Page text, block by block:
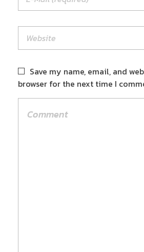
Save my name, email, and
browser for the next time I